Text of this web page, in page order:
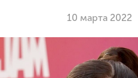
10 марта 2022